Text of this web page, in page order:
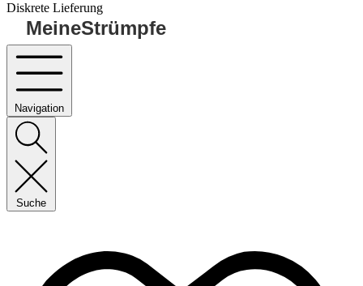
Diskrete Lieferung
MeineStrümpfe
Navigation
Suche